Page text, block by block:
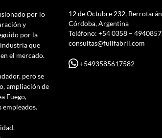
por lo
y
por la
que
el mercado.
pero se
ampliación de
Fuego,
empleados.
12 de Octubre 232, Berrotarán
Córdoba, Argentina
Teléfono: +54 0358 – 4940857
consultas@fullfabril.com
+5493585617582